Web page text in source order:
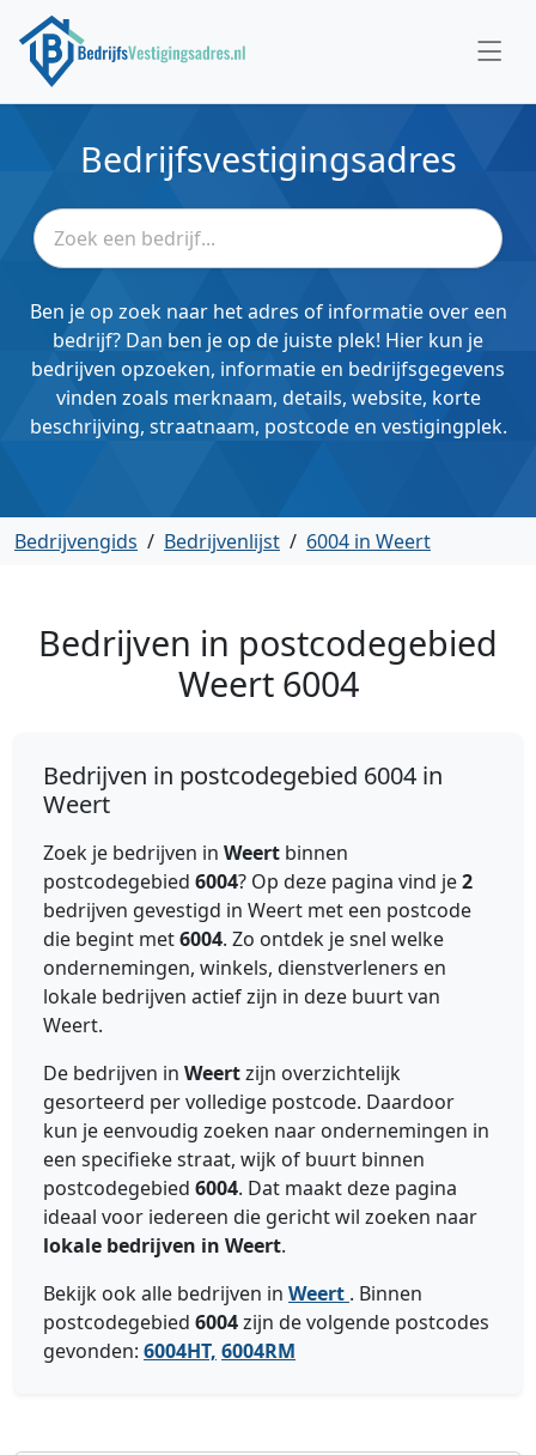
Bedrijfsvestigingsadres
Ben je op zoek naar het adres of informatie over een
bedrijf? Dan ben je op de juiste plek! Hier kun je
bedrijven opzoeken, informatie en bedrijfsgegevens
vinden zoals merknaam, details, website, korte
beschrijving, straatnaam, postcode en vestigingplek.
Bedrijvengids / Bedrijvenlijst / 6004 in Weert
Bedrijven in postcodegebied
Weert 6004
Bedrijven in postcodegebied 6004 in
Weert
Zoek je bedrijven in Weert binnen
postcodegebied 6004? Op deze pagina vind je2
bedrijven gevestigd in Weert met een postcode
die begint met6004. Zo ontdek je snel welke
ondernemingen, winkels, dienstverleners en
lokale bedrijven actief zijn in deze buurt van
Weert.
De bedrijven in Weertzijn overzichtelijk
gesorteerd per volledige postcode. Daardoor
kun je eenvoudig zoeken naar ondernemingen in
een specifieke straat, wijk of buurt binnen
postcodegebied 6004. Dat maakt deze pagina
ideaal voor iedereen die gericht wil zoeken naar
lokale bedrijven in Weert.
Bekijk ook alle bedrijven in Weert . Binnen
postcodegebied 6004zijn de volgende postcodes
gevonden: 6004HT, 6004RM